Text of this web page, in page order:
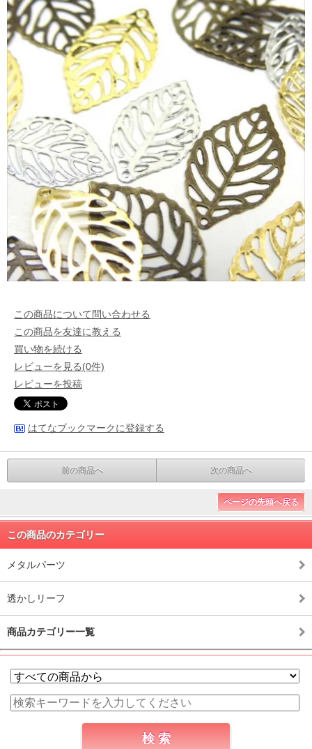
この商品について問い合わせる
この商品を友達に教える
買い物を続ける
レビューを見る(0件)
レビューを投稿
はてなブックマークに登録する
前の商品へ 次の商品へ
ページの先頭へ戻る
この商品のカテゴリー
メタルパーツ
透かしリーフ
商品カテゴリー一覧